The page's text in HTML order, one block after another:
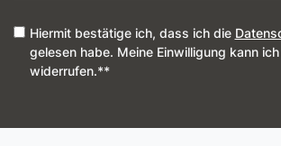
Hiermit bestätige ich, dass ich die
gelesen habe. Meine Einwilligung kann
widerrufen.**